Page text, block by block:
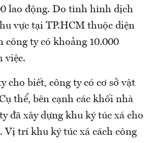
lao động. Do tình hình dịch
vực tại TP.HCM thuộc diện
công ty có khoảng 10.000
việc.
cho biết, công ty có cơ sở vật
thể, bên cạnh các khối nhà
đã xây dựng khu ký túc xá cho
Vị trí khu ký túc xá cách công